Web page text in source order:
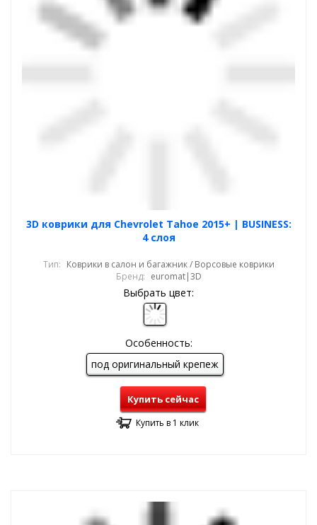
3D коврики для Chevrolet Tahoe 2015+ | BUSINESS:
4 слоя
Тип: Коврики в салон и багажник / Ворсовые коврики
Бренд: euromat|3D
Выбрать цвет:
Особенность:
под оригинальный крепеж
Купить сейчас
Купить в 1 клик